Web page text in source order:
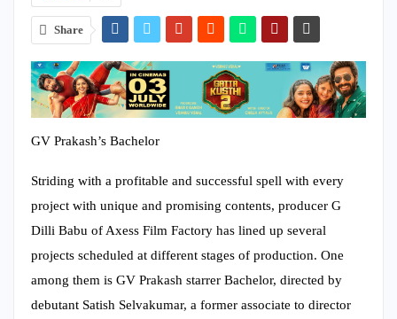
Share
GV Prakash’s Bachelor
Striding with a profitable and successful spell with every
project with unique and promising contents, producer G
Dilli Babu of Axess Film Factory has lined up several
projects scheduled at different stages of production. One
among them is GV Prakash starrer Bachelor, directed by
debutant Satish Selvakumar, a former associate to director